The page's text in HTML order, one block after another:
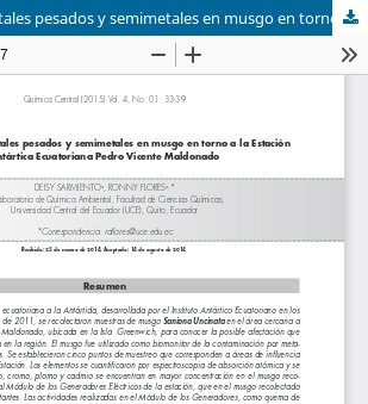
Presencia de metales pesados y semimetales en musgo en torno a la Estación Antártica Ecuatoriana Pedro Vicente Maldonado